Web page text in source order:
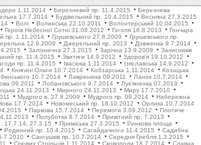
1.11.2014 Березневий пр. 11.4.2015
Березнева
17.7.2014 Будівельний пр. 10.4.2015
Весняна 27.3.2015
Волі Волинська 22.10.2011
Волонтерський 10.04.2015
Героїв Небесної Сотні 31.08.2012 Гоголя 16.8.2013
Гончара
пр. 1.11.2014 Грушевського 27.8.2009
Грушевського пр.
12.9.2009 Джерельний пр. 2013
Довженка 9.7.2014
Залізнична 27.3.2015 Зарічна 13.9.2009
Захисників
пр. 11.4.2015 Звитяги 14.9.2012
Здоров'я 19.10.2012
пр. 11.4.2015 Івасюка 1.11.2014
Ізяславська 14.9.2012
Княгині Ольги 10.7.2014 Кобзарська 1.11.2014
Козацька
10.7.2014 Лавренюка 09.2011
Ланок 10.7.2014
09.2011 Лобановського 9.7.2014
Лук'яненка 07.2013
24.11.2013 Мирного 24.11.2013
Миру 17.7.2010
Мудрого в. 27.8.2009 Мудрого пр. 09.2014
Набережна
17.7.2014 Новомеський пр. 18.10.2012
Орлика 10.7.2014
Паркова 15.7.2014 Перемоги 3.09.2012
Плотиче
Полуботка 8.7.2014
Привітний пр. 7.2013
17.7.14, 27.3.15 Приміська 27.3.2015
Ринкова площа
Родинний пр. 10.4.2015 Сагайдачного 11.4.2015
Садибна
Сангушків пр. 10.7.2014
Середня Гребля 1.2.2015
Січових Стрільців 1.11.2014 Сковороди 18.7.2014
Славна